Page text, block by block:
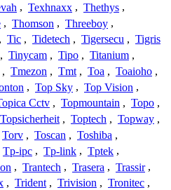
, Texhnaxx , Thethys ,
, Thomson , Threeboy ,
, Tic , Tidetech , Tigersecu , Tigris
, Tinycam , Tipo , Titanium ,
, Tmezon , Tmt , Toa , Toaioho ,
, Top Sky , Top Vision ,
Cctv , Topmountain , Topo ,
Topsicherheit , Toptech , Topway ,
Torv , Toscan , Toshiba ,
Tp-ipc , Tp-link , Tptek ,
, Trantech , Trasera , Trassir ,
, Trident , Trivision , Tronitec ,